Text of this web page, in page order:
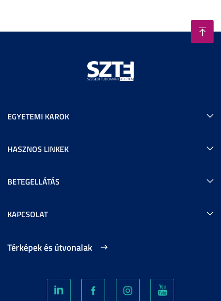
EGYETEMI KAROK
HASZNOS LINKEK
BETEGELLÁTÁS
KAPCSOLAT
Térképek és útvonalak